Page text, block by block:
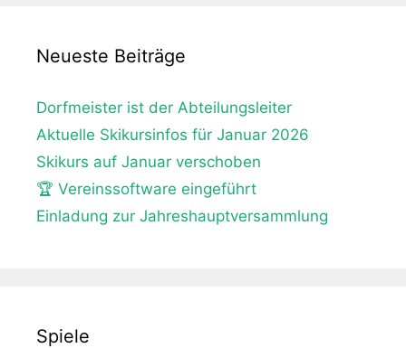
Neueste Beiträge
Dorfmeister ist der Abteilungsleiter
Aktuelle Skikursinfos für Januar 2026
Skikurs auf Januar verschoben
🏆 Vereinssoftware eingeführt
Einladung zur Jahreshauptversammlung
Spiele